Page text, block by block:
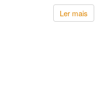
Ler mais